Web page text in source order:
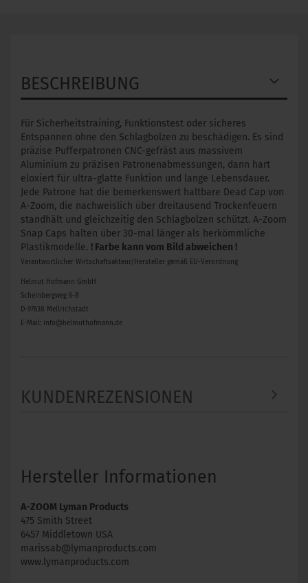
BESCHREIBUNG
Für Sicherheitstraining, Funktionstest oder sicheres
Entspannen ohne den Schlagbolzen zu beschädigen. Es sind
präzise Pufferpatronen CNC-gefräst aus massivem
Aluminium zu präzisen Patronenabmessungen, dann hart
eloxiert für ultra-glatte Funktion und lange Lebensdauer.
Jede Patrone hat die bemerkenswert haltbare Dead Cap von
A-Zoom, die nachweislich über dreitausend Trockenfeuern
standhält und gleichzeitig den Schlagbolzen schützt. A-Zoom
Snap Caps halten über 30-mal länger als herkömmliche
Plastikmodelle. ! Farbe kann vom Bild abweichen !
Verantwortlicher Wirtschaftsakteur/Hersteller gemäß EU-Verordnung
Helmut Hofmann GmbH
Scheinbergweg 6-8
D-97638 Mellrichstadt
E-Mail: info@helmuthofmann.de
KUNDENREZENSIONEN
Hersteller Informationen
A-ZOOM Lyman Products
475 Smith Street
6457 Middletown USA
marissab@lymanproducts.com
www.lymanproducts.com